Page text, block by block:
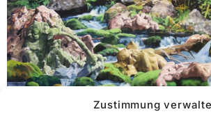
Zustimmung